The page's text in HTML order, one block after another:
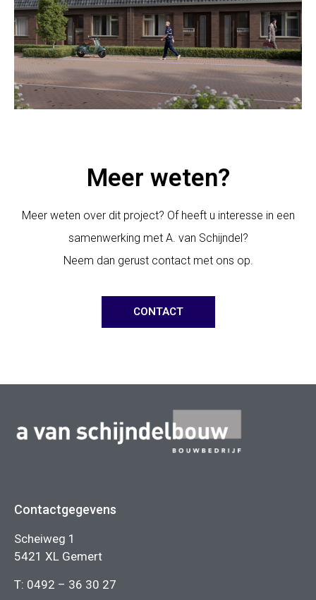
Meer weten?
Meer weten over dit project? Of heeft u interesse in een
samenwerking met A. van Schijndel?
Neem dan gerust contact met ons op.
CONTACT
Contactgegevens
Scheiweg 1
5421 XL Gemert
T: 0492 – 36 30 27